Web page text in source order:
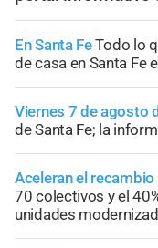
En Santa FeTodo lo
de casa en Santa Fe
Viernes 7 de agosto
de Santa Fe; la
Aceleran el
70 colectivos y el
unidades